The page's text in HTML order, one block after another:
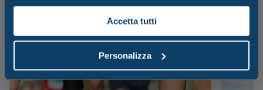
Accetta tutti
Personalizza
Leggi anche...